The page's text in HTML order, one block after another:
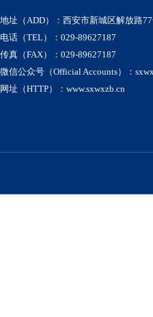
地址（ADD）：西安市新城区解放路
电话（TEL）：029-89627187
传真（FAX）：029-89627187
微信公众号（Official Accounts）：
网址（HTTP）：www.sxwxzb.cn